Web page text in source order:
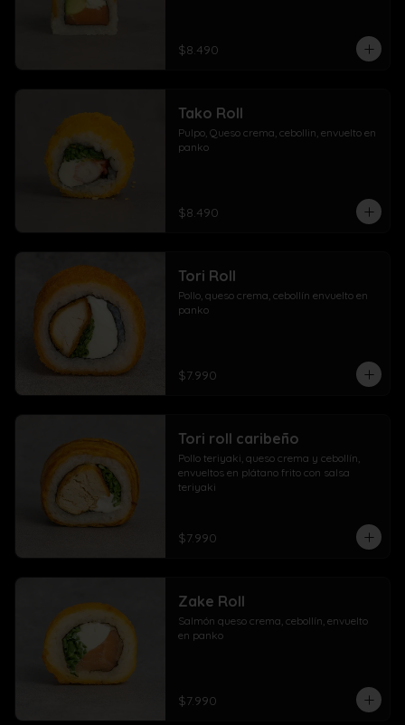
$8.490
Tako Roll
Pulpo, Queso crema, cebollin, envuelto en
panko
$8.490
Tori Roll
Pollo, queso crema, cebollín envuelto en
panko
$7.990
Tori roll caribeño
Pollo teriyaki, queso crema y cebollín,
envueltos en plátano frito con salsa
teriyaki
$7.990
Zake Roll
Salmón queso crema, cebollín, envuelto
en panko
$7.990